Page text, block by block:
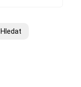
Hledat